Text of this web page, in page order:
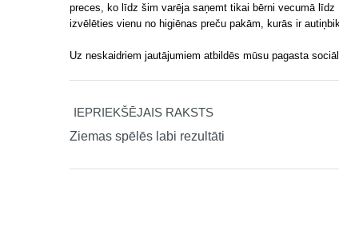
preces, ko līdz šim varēja saņemt tikai bērni vecumā
izvēlēties vienu no higiēnas preču pakām, kurās ir
Uz neskaidriem jautājumiem atbildēs mūsu pagasta
IEPRIEKŠĒJAIS RAKSTS
Ziemas spēlēs labi rezultāti